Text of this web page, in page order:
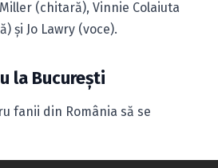
(chitară), Vinnie Colaiuta
şi Jo Lawry (voce).
la Bucureşti
fanii din România să se